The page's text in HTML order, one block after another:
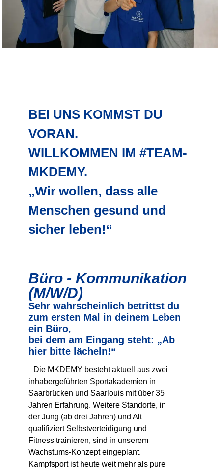
BEI UNS KOMMST DU
VORAN.
WILLKOMMEN IM #TEAM-
MKDEMY.
„Wir wollen, dass alle
Menschen gesund und
sicher leben!“
Büro - Kommunikation
(m/w/d)
Sehr wahrscheinlich betrittst du
zum ersten Mal in deinem Leben
ein Büro,
bei dem am Eingang steht: „Ab
hier bitte lächeln!“
Die MKDEMY besteht aktuell aus zwei
inhabergeführten Sportakademien in
Saarbrücken und Saarlouis mit über 35
Jahren Erfahrung. Weitere Standorte, in
der Jung (ab drei Jahren) und Alt
qualifiziert Selbstverteidigung und
Fitness trainieren, sind in unserem
Wachstums-Konzept eingeplant.
Kampfsport ist heute weit mehr als pure